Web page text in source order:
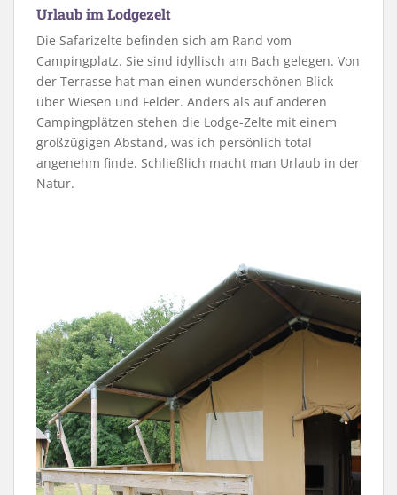
Urlaub im Lodgezelt
Die Safarizelte befinden sich am Rand vom
Campingplatz. Sie sind idyllisch am Bach gelegen. Von
der Terrasse hat man einen wunderschönen Blick
über Wiesen und Felder. Anders als auf anderen
Campingplätzen stehen die Lodge-Zelte mit einem
großzügigen Abstand, was ich persönlich total
angenehm finde. Schließlich macht man Urlaub in der
Natur.